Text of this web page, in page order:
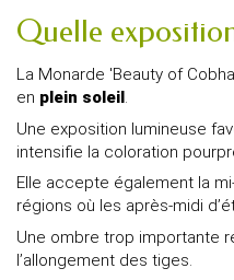
Quelle
La Monarde 'Beauty of
en plein soleil.
Une exposition lumineuse
intensifie la coloration
Elle accepte également la
régions où les après-midi
Une ombre trop importante
l’allongement des tiges.